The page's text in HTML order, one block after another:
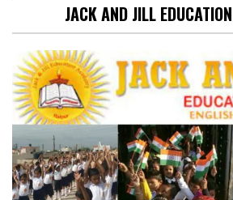
JACK AND JILL